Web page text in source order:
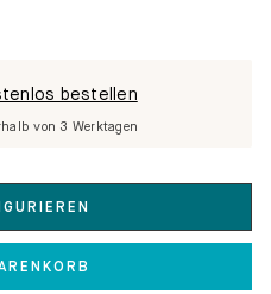
bestellen
von 3 Werktagen